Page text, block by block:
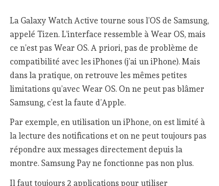
La Galaxy Watch Active tourne sous l’OS de Samsung,
appelé Tizen. L’interface ressemble à Wear OS, mais
ce n’est pas Wear OS. A priori, pas de problème de
compatibilité avec les iPhones (j’ai un iPhone). Mais
dans la pratique, on retrouve les mêmes petites
limitations qu’avec Wear OS. On ne peut pas blâmer
Samsung, c’est la faute d’Apple.
Par exemple, en utilisation un iPhone, on est limité à
la lecture des notifications et on ne peut toujours pas
répondre aux messages directement depuis la
montre. Samsung Pay ne fonctionne pas non plus.
Il faut toujours 2 applications pour utiliser